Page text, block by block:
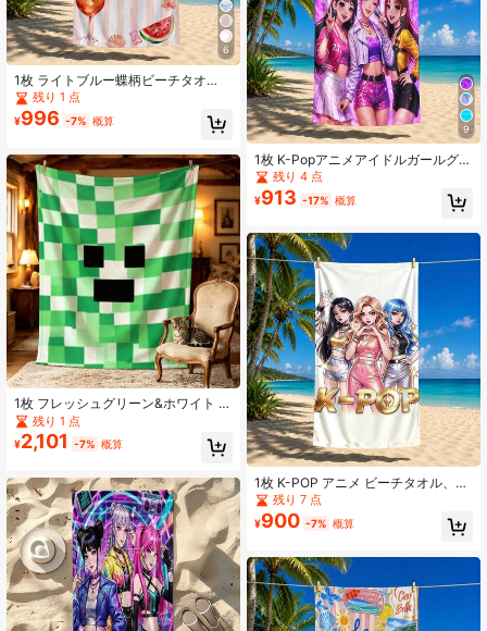
6
1枚 ライトブルー蝶柄ビーチタオ
ル、速乾性と携帯性があり、バスタ
オル、プールタオル、ジムタオルと
しても使用可能
残り 1 点
¥996 -7% 概算
1枚 フレッシュグリーン&ホワイト グ
ラデーション ピクセルグリッド ブロ
ックプリント フランネルブランケッ
ト、ソフトで肌に優しい オールシー
ャンプ、ピクニック用マルチユース
スロー
残り 1 点
¥2,101 -7% 概算
9
1枚 K-Popアニメアイドルガールグル
ープグラフィックプリントビーチタ
オル、複数のパターンとサイズ展
開、ソフト速乾、砂よけ・UVカッ
ネス、バスルームなどに最適
残り 4 点
¥913 -17% 概算
1枚 K-POP アニメ ビーチタオル、韓
国ポップアイドルガールズグループ
マイクロファイバー ビーチタオル、
超吸水 速乾 ソフト 砂つきにくい 軽
旅行、キャンプ、フィットネス、ヨ
ガに適しています
残り 7 点
¥900 -7% 概算